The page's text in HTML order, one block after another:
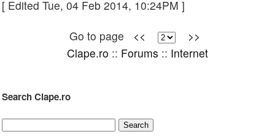
[ Edited Tue, 04 Feb 2014, 10:24PM ]
Go to page
<<
>>
Clape.ro :: Forums :: Internet
Search Clape.ro